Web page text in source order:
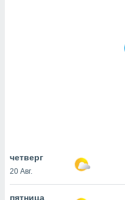
установки
четверг
20 Авг.
пятница